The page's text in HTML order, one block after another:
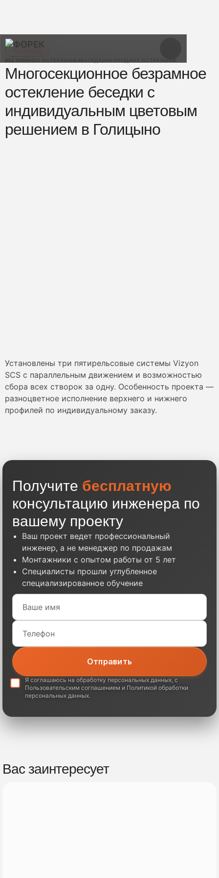
← Назад
#БЕЗРАМНОЕ ОСТЕКЛЕНИЕ #БЕСЕДКИ
Многосекционное безрамное
остекление беседки с
индивидуальным цветовым
решением в Голицыно
Установлены три пятирельсовые системы Vizyon
SCS с параллельным движением и возможностью
сбора всех створок за одну. Особенность проекта —
разноцветное исполнение верхнего и нижнего
профилей по индивидуальному заказу.
Получите бесплатную
консультацию инженера по
вашему проекту
Ваш проект ведет профессиональный
инженер, а не менеджер по продажам
Монтажники с опытом работы от 5 лет
Специалисты прошли углубленное
специализированное обучение
Я соглашаюсь на обработкуперсональных данных, с
Пользовательским соглашением и Политикой обработки
персональных данных.
Вас заинтересует